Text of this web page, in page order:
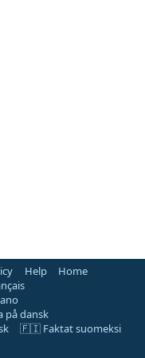
Help
Home
dansk
🇫🇮 Faktat suomeksi